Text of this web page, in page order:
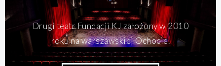
Drugi teatr Fundacji KJ założony w 2010
roku na warszawskiej Ochocie.